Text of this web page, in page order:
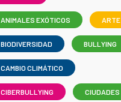
ANIMALES EXÓTICOS ARTE
BIODIVERSIDAD BULLYING
CAMBIO CLIMÁTICO
CIBERBULLYING CIUDADES